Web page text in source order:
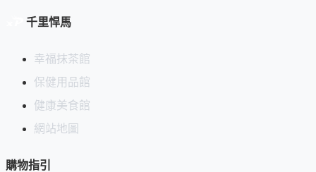
日本專利 - 3098575號
5.連得大獎：連續獲得世界發明者協會、大陸、台北大獎
由世界發明者協會(IFIA)主席維德(Dr. Vedres) 博
士親頒
2007年06月..大陸福州創新成果展金獎
千里悍馬
幸福抹茶館
保健用品館
健康美食館
網站地圖
購物指引